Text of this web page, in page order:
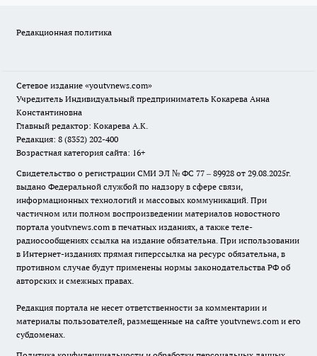
Редакционная политика
Сетевое издание «youtvnews.com»
Учредитель Индивидуальный предприниматель Кокарева Анна
Константиновна
Главный редактор: Кокарева А.К.
Редакция: 8 (8352) 202-400
Возрастная категория сайта: 16+
Свидетельство о регистрации СМИ ЭЛ № ФС 77 – 89928 от 29.08.2025г.
выдано Федеральной службой по надзору в сфере связи,
информационных технологий и массовых коммуникаций. При
частичном или полном воспроизведении материалов новостного
портала youtvnews.com в печатных изданиях, а также теле-
радиосообщениях ссылка на издание обязательна. При использовании
в Интернет-изданиях прямая гиперссылка на ресурс обязательна, в
противном случае будут применены нормы законодательства РФ об
авторских и смежных правах.
Редакция портала не несет ответственности за комментарии и
материалы пользователей, размещенные на сайте youtvnews.com и его
субдоменах.